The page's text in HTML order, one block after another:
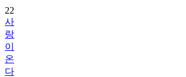
22
사
랑
이
온
다